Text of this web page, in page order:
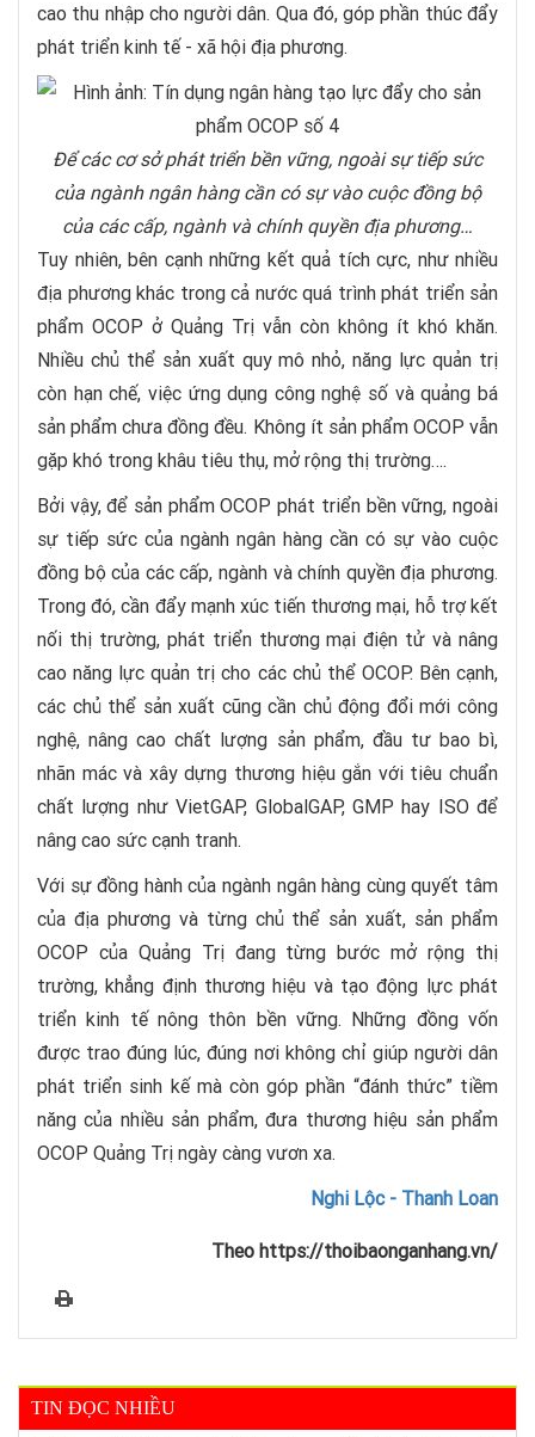
cao thu nhập cho người dân. Qua đó, góp phần thúc đẩy
phát triển kinh tế - xã hội địa phương.
Để các cơ sở phát triển bền vững, ngoài sự tiếp sức
của ngành ngân hàng cần có sự vào cuộc đồng bộ
của các cấp, ngành và chính quyền địa phương…
Tuy nhiên, bên cạnh những kết quả tích cực, như nhiều
địa phương khác trong cả nước quá trình phát triển sản
phẩm OCOP ở Quảng Trị vẫn còn không ít khó khăn.
Nhiều chủ thể sản xuất quy mô nhỏ, năng lực quản trị
còn hạn chế, việc ứng dụng công nghệ số và quảng bá
sản phẩm chưa đồng đều. Không ít sản phẩm OCOP vẫn
gặp khó trong khâu tiêu thụ, mở rộng thị trường….
Bởi vậy, để sản phẩm OCOP phát triển bền vững, ngoài
sự tiếp sức của ngành ngân hàng cần có sự vào cuộc
đồng bộ của các cấp, ngành và chính quyền địa phương.
Trong đó, cần đẩy mạnh xúc tiến thương mại, hỗ trợ kết
nối thị trường, phát triển thương mại điện tử và nâng
cao năng lực quản trị cho các chủ thể OCOP. Bên cạnh,
các chủ thể sản xuất cũng cần chủ động đổi mới công
nghệ, nâng cao chất lượng sản phẩm, đầu tư bao bì,
nhãn mác và xây dựng thương hiệu gắn với tiêu chuẩn
chất lượng như VietGAP, GlobalGAP, GMP hay ISO để
nâng cao sức cạnh tranh.
Với sự đồng hành của ngành ngân hàng cùng quyết tâm
của địa phương và từng chủ thể sản xuất, sản phẩm
OCOP của Quảng Trị đang từng bước mở rộng thị
trường, khẳng định thương hiệu và tạo động lực phát
triển kinh tế nông thôn bền vững. Những đồng vốn
được trao đúng lúc, đúng nơi không chỉ giúp người dân
phát triển sinh kế mà còn góp phần “đánh thức” tiềm
năng của nhiều sản phẩm, đưa thương hiệu sản phẩm
OCOP Quảng Trị ngày càng vươn xa.
Nghi Lộc - Thanh Loan
Theo https://thoibaonganhang.vn/
TIN ĐỌC NHIỀU